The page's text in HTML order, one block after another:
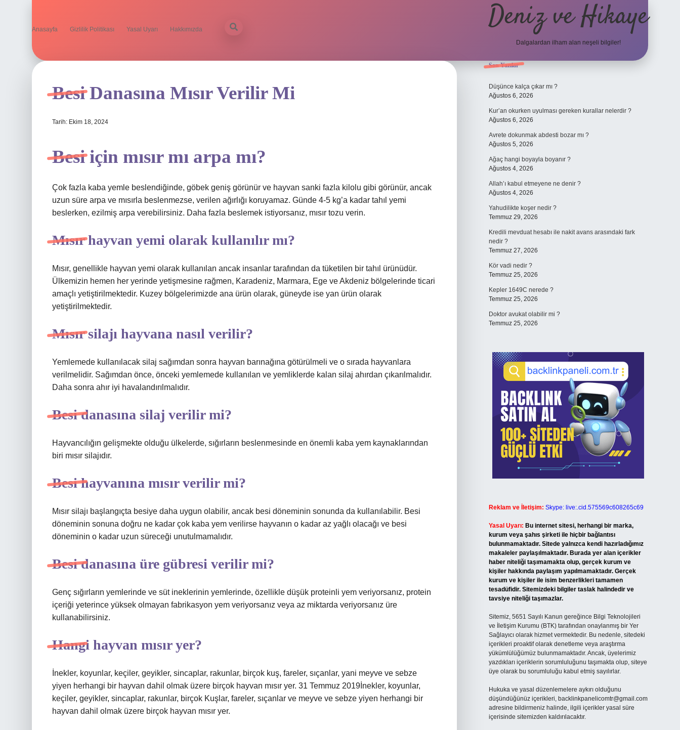
Anasayfa Gizlilik Politikası Yasal Uyarı Hakkımızda Deniz ve Hikaye
Dalgalardan ilham alan neşeli bilgiler!
Besi Danasına Mısır Verilir Mi
Tarih: Ekim 18, 2024
Besi için mısır mı arpa mı?
Çok fazla kaba yemle beslendiğinde, göbek geniş görünür ve hayvan sanki fazla kilolu gibi görünür, ancak
uzun süre arpa ve mısırla beslenmezse, verilen ağırlığı koruyamaz. Günde 4-5 kg’a kadar tahıl yemi
beslerken, ezilmiş arpa verebilirsiniz. Daha fazla beslemek istiyorsanız, mısır tozu verin.
Mısır hayvan yemi olarak kullanılır mı?
Mısır, genellikle hayvan yemi olarak kullanılan ancak insanlar tarafından da tüketilen bir tahıl ürünüdür.
Ülkemizin hemen her yerinde yetişmesine rağmen, Karadeniz, Marmara, Ege ve Akdeniz bölgelerinde ticari
amaçlı yetiştirilmektedir. Kuzey bölgelerimizde ana ürün olarak, güneyde ise yan ürün olarak
yetiştirilmektedir.
Mısır silajı hayvana nasıl verilir?
Yemlemede kullanılacak silaj sağımdan sonra hayvan barınağına götürülmeli ve o sırada hayvanlara
verilmelidir. Sağımdan önce, önceki yemlemede kullanılan ve yemliklerde kalan silaj ahırdan çıkarılmalıdır.
Daha sonra ahır iyi havalandırılmalıdır.
Besi danasına silaj verilir mi?
Hayvancılığın gelişmekte olduğu ülkelerde, sığırların beslenmesinde en önemli kaba yem kaynaklarından
biri mısır silajıdır.
Besi hayvanına mısır verilir mi?
Mısır silajı başlangıçta besiye daha uygun olabilir, ancak besi döneminin sonunda da kullanılabilir. Besi
döneminin sonuna doğru ne kadar çok kaba yem verilirse hayvanın o kadar az yağlı olacağı ve besi
döneminin o kadar uzun süreceği unutulmamalıdır.
Besi danasına üre gübresi verilir mi?
Genç sığırların yemlerinde ve süt ineklerinin yemlerinde, özellikle düşük proteinli yem veriyorsanız, protein
içeriği yeterince yüksek olmayan fabrikasyon yem veriyorsanız veya az miktarda veriyorsanız üre
kullanabilirsiniz.
Hangi hayvan mısır yer?
İnekler, koyunlar, keçiler, geyikler, sincaplar, rakunlar, birçok kuş, fareler, sıçanlar, yani meyve ve sebze
yiyen herhangi bir hayvan dahil olmak üzere birçok hayvan mısır yer. 31 Temmuz 2019İnekler, koyunlar,
keçiler, geyikler, sincaplar, rakunlar, birçok Kuşlar, fareler, sıçanlar ve meyve ve sebze yiyen herhangi bir
hayvan dahil olmak üzere birçok hayvan mısır yer.
Sidebar
Son Yazılar
Düşünce kalça çıkar mı ?
Ağustos 6, 2026
Kur’an okurken uyulması gereken kurallar nelerdir ?
Ağustos 6, 2026
Avrete dokunmak abdesti bozar mı ?
Ağustos 5, 2026
Ağaç hangi boyayla boyanır ?
Ağustos 4, 2026
Allah’ı kabul etmeyene ne denir ?
Ağustos 4, 2026
Yahudilikte koşer nedir ?
Temmuz 29, 2026
Kredili mevduat hesabı ile nakit avans arasındaki fark
nedir ?
Temmuz 27, 2026
Kör vadi nedir ?
Temmuz 25, 2026
Kepler 1649C nerede ?
Temmuz 25, 2026
Doktor avukat olabilir mi ?
Temmuz 25, 2026
Reklam ve İletişim: Skype: live:.cid.575569c608265c69
Yasal Uyarı: Bu internet sitesi, herhangi bir marka,
kurum veya şahıs şirketi ile hiçbir bağlantısı
bulunmamaktadır. Sitede yalnızca kendi hazırladığımız
makaleler paylaşılmaktadır. Burada yer alan içerikler
haber niteliği taşımamakta olup, gerçek kurum ve
kişiler hakkında paylaşım yapılmamaktadır. Gerçek
kurum ve kişiler ile isim benzerlikleri tamamen
tesadüfidir. Sitemizdeki bilgiler taslak halindedir ve
tavsiye niteliği taşımazlar.
Sitemiz, 5651 Sayılı Kanun gereğince Bilgi Teknolojileri
ve İletişim Kurumu (BTK) tarafından onaylanmış bir Yer
Sağlayıcı olarak hizmet vermektedir. Bu nedenle, sitedeki
içerikleri proaktif olarak denetleme veya araştırma
yükümlülüğümüz bulunmamaktadır. Ancak, üyelerimiz
yazdıkları içeriklerin sorumluluğunu taşımakta olup, siteye
üye olarak bu sorumluluğu kabul etmiş sayılırlar.
Hukuka ve yasal düzenlemelere aykırı olduğunu
düşündüğünüz içerikleri, backlinkpanelicomtr@gmail.com
adresine bildirmeniz halinde, ilgili içerikler yasal süre
içerisinde sitemizden kaldırılacaktır.
ilbet yeni girişilbet yeni giriş